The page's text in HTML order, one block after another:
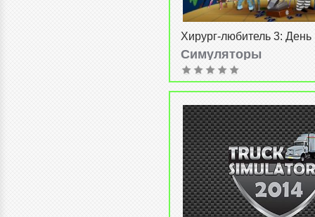
Хирург-любитель 3: День
травмы (Amateur surgeon
team trauma)
Симуляторы
admin от15-05-2014, 05:55